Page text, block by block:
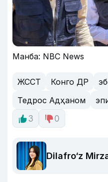
Манба: NBC News
ЖССТ Конго ДР
Тедрос Адҳаном
3
0
Dilafro‘z